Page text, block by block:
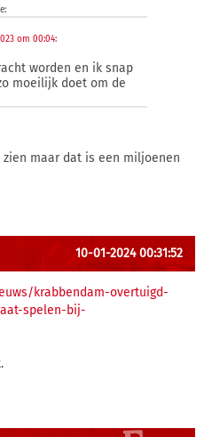
om 00:04:
worden en ik snap
moeilijk doet om de
maar dat is een miljoenen
10-01-2024 00:31:52
krabbendam-overtuigd-
spelen-bij-